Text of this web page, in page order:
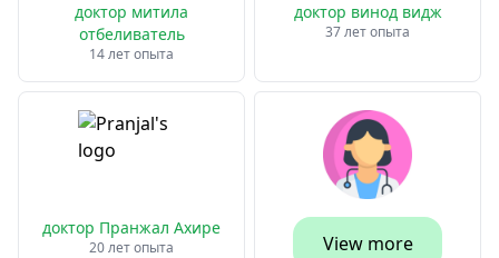
доктор митила
отбеливатель
14 лет опыта
доктор винод видж
37 лет опыта
доктор Пранжал Ахире
20 лет опыта View more